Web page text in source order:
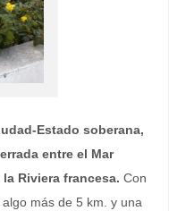
Estado soberana,
entre el Mar
Riviera francesa. Con
más de 5 km. y una